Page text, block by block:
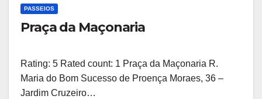
PASSEIOS
Praça da Maçonaria
Rating: 5 Rated count: 1 Praça da Maçonaria R.
Maria do Bom Sucesso de Proença Moraes, 36 –
Jardim Cruzeiro…